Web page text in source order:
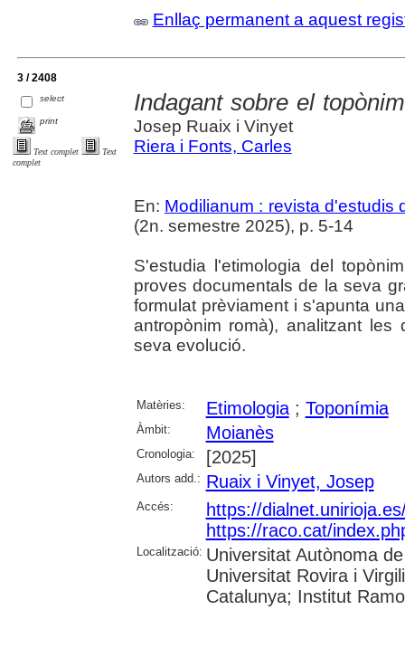
Enllaç permanent a aquest
3 / 2408
select
print
Text complet
Text
complet
Indagant sobre el
Josep Ruaix i Vinyet
Riera i Fonts, Carles
En: Modilianum : revista d'estudis
(2n. semestre 2025), p. 5-14
S'estudia l'etimologia del
proves documentals de la seva
formulat prèviament i s'apunta
antropònim romà), analitzant
seva evolució.
Matèries: Etimologia; Toponímia
Àmbit: Moianès
Cronologia: [2025]
Autors add.: Ruaix i Vinyet, Josep
Accés:
https://
https://raco.cat/
Localització: Universitat Autònoma
Universitat Rovira i
Catalunya; Institut